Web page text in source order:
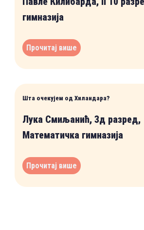
гимназија
Прочитај више
Шта очекујем од Хиландара?
Лука Смиљанић, 3д разред,
Математичка гимназија
Прочитај више